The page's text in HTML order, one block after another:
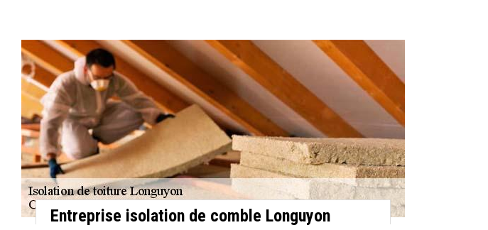
Entreprise isolation de comble Longuyon